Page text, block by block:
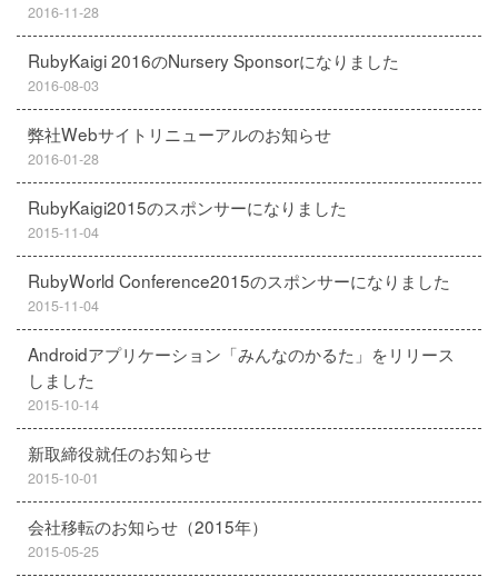
2016-11-28
RubyKaigi 2016のNursery Sponsorになりました
2016-08-03
弊社Webサイトリニューアルのお知らせ
2016-01-28
RubyKaigi2015のスポンサーになりました
2015-11-04
RubyWorld Conference2015のスポンサーになりました
2015-11-04
Androidアプリケーション「みんなのかるた」をリリース
しました
2015-10-14
新取締役就任のお知らせ
2015-10-01
会社移転のお知らせ（2015年）
2015-05-25